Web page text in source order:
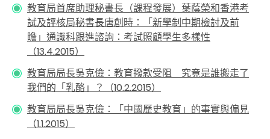
教育局首席助理秘書長（課程發展）葉蔭榮和香港考
試及評核局秘書長唐創時：「新學制中期檢討及前
瞻」通識科跟進諮詢：考試照顧學生多樣性
（13.4.2015）
教育局局長吳克儉：教育撥款受阻 究竟是誰搬走了
我們的「乳酪」？（10.2.2015）
教育局局長吳克儉：「中國歷史教育」的事實與偏見
（1.1.2015）